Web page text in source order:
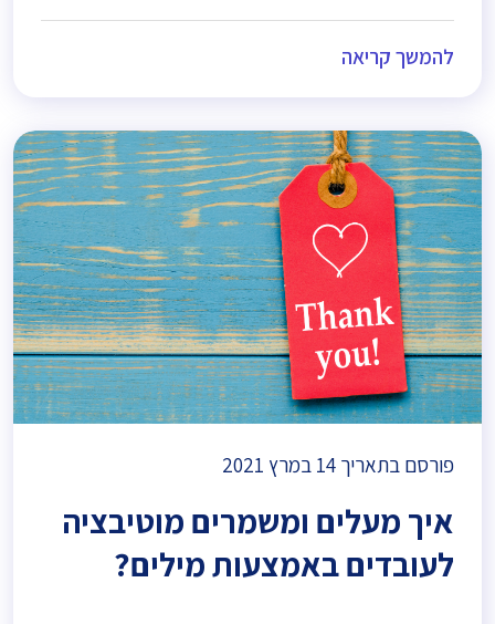
להמשך קריאה
פורסם בתאריך 14 במרץ 2021
איך מעלים ומשמרים מוטיבציה
לעובדים באמצעות מילים?